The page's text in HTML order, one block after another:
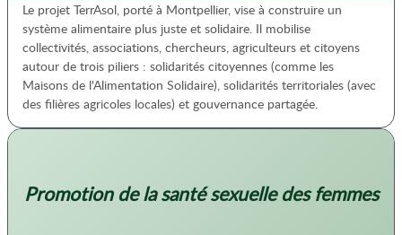
Le projet TerrAsol, porté à Montpellier, vise à construire un
système alimentaire plus juste et solidaire. Il mobilise
collectivités, associations, chercheurs, agriculteurs et citoyens
autour de trois piliers : solidarités citoyennes (comme les
Maisons de l'Alimentation Solidaire), solidarités territoriales (avec
des filières agricoles locales) et gouvernance partagée.
Promotion de la santé sexuelle des femmes